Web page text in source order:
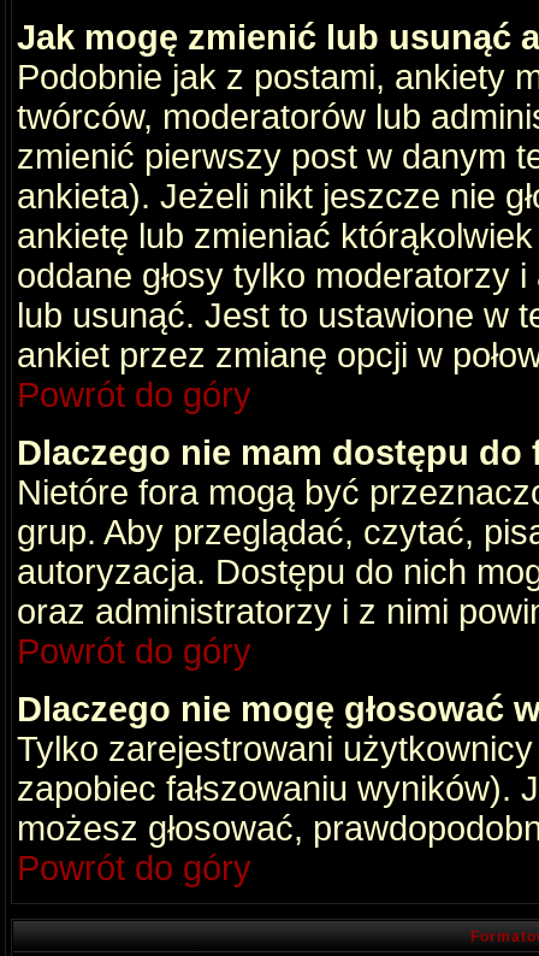
Jak mogę zmienić lub usunąć
Podobnie jak z postami, ankiety
twórców, moderatorów lub
zmienić pierwszy post w danym
ankieta). Jeżeli nikt jeszcze nie
ankietę lub zmieniać
oddane głosy tylko moderatorzy
lub usunąć. Jest to ustawione w
ankiet przez zmianę opcji w
Powrót do góry
Dlaczego nie mam dostępu do
Nietóre fora mogą być
grup. Aby przeglądać, czytać,
autoryzacja. Dostępu do nich
oraz administratorzy i z nimi
Powrót do góry
Dlaczego nie mogę głosować
Tylko zarejestrowani
zapobiec fałszowaniu wyników).
możesz głosować,
Powrót do góry